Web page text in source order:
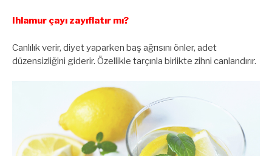
Ihlamur çayı zayıflatır mı?
Canlılık verir, diyet yaparken baş ağrısını önler, adet
düzensizliğini giderir. Özellikle tarçınla birlikte zihni canlandırır.